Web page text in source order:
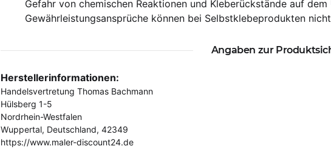
Gefahr von chemischen Reaktionen und Kleberückstände auf
Gewährleistungsansprüche können bei Selbstklebeprodukten
Angaben zur
Herstellerinformationen:
Handelsvertretung Thomas Bachmann
Hülsberg 1-5
Nordrhein-Westfalen
Wuppertal, Deutschland, 42349
https://www.maler-discount24.de